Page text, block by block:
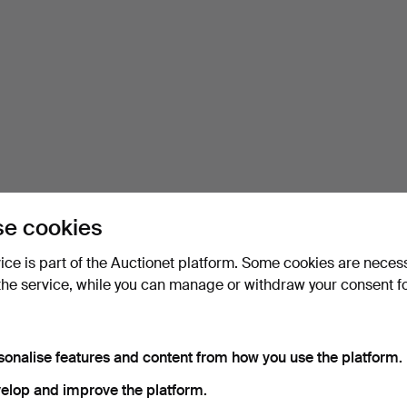
cookies
is part of the Auctionet platform. Some cookies are
service, while you can manage or withdraw your consent
features and content from how you use the platform.
and improve the platform.